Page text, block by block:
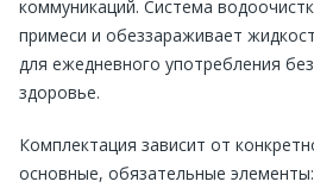
коммуникаций. Система
примеси и обеззараживает
для ежедневного употребления
здоровье.
Комплектация зависит от
основные, обязательные элементы: